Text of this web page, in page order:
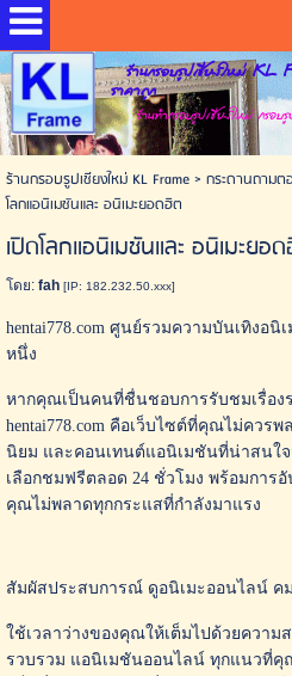
ร้านกรอบรูปเชียงใหม่ KL
ราคาถูก
ร้านทำกรอบรูปเชียงใหม่ กรอบ
ร้านกรอบรูปเชียงใหม่ KL Frame> กระดานถาม
โลกแอนิเมชันและ อนิเมะยอดฮิต
เปิดโลกแอนิเมชันและ อนิเมะยอ
โดย:fah [IP: 182.232.50.xxx]
hentai778.com ศูนย์รวมความบันเทิงอ
หนึ่ง
หากคุณเป็นคนที่ชื่นชอบการรับชมเรื่อ
hentai778.com คือเว็บไซต์ที่คุณไม่ควร
นิยม และคอนเทนต์แอนิเมชันที่น่าสนใ
เลือกชมฟรีตลอด 24 ชั่วโมง พร้อมการ
คุณไม่พลาดทุกกระแสที่กำลังมาแรง
สัมผัสประสบการณ์ ดูอนิเมะออนไลน์ ค
ใช้เวลาว่างของคุณให้เต็มไปด้วยความส
รวบรวม แอนิเมชันออนไลน์ ทุกแนวที่คุ